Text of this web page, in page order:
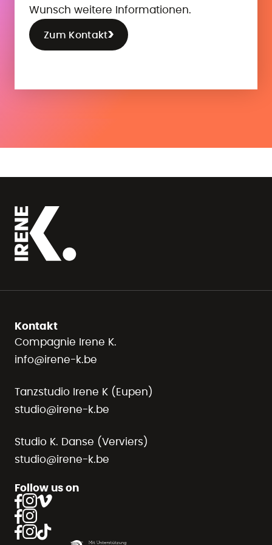
Wunsch weitere Informationen.
Zum Kontakt
Kontakt
Compagnie Irene K.
info@irene-k.be
Tanzstudio Irene K (Eupen)
studio@irene-k.be
Studio K. Danse (Verviers)
studio@irene-k.be
Follow us on